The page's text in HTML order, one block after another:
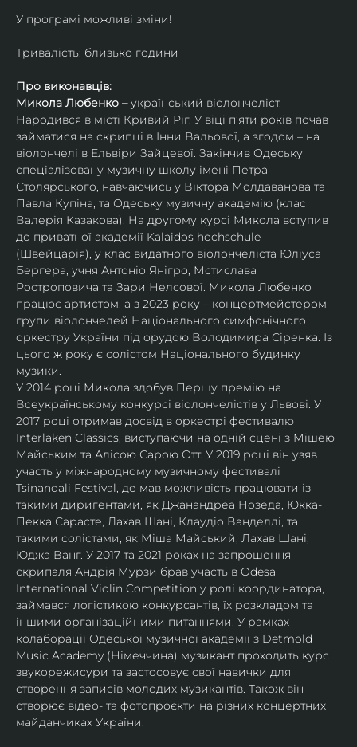
У програмі можливі зміни!
Тривалість: близько години
Про виконавців:
Микола Любенко – український віолончеліст.
Народився в місті Кривий Ріг. У віці п’яти років почав
займатися на скрипці в Інни Вальової, а згодом – на
віолончелі в Ельвіри Зайцевої. Закінчив Одеську
спеціалізовану музичну школу імені Петра
Столярського, навчаючись у Віктора Молдаванова та
Павла Купіна, та Одеську музичну академію (клас
Валерія Казакова). На другому курсі Микола вступив
до приватної академії Kalaidos hochschule
(Швейцарія), у клас видатного віолончеліста Юліуса
Бергера, учня Антоніо Янігро, Мстислава
Ростроповича та Зари Нелсової. Микола Любенко
працює артистом, а з 2023 року – концертмейстером
групи віолончелей Національного симфонічного
оркестру України під орудою Володимира Сіренка. Із
цього ж року є солістом Національного будинку
музики.
У 2014 році Микола здобув Першу премію на
Всеукраїнському конкурсі віолончелістів у Львові. У
2017 році отримав досвід в оркестрі фестивалю
Interlaken Classics, виступаючи на одній сцені з Мішею
Майським та Алісою Сарою Отт. У 2019 році він узяв
участь у міжнародному музичному фестивалі
Tsinandali Festival, де мав можливість працювати із
такими диригентами, як Джанандреа Нозеда, Юкка-
Пекка Сарасте, Лахав Шані, Клаудіо Ванделлі, та
такими солістами, як Міша Майський, Лахав Шані,
Юджа Ванг. У 2017 та 2021 роках на запрошення
скрипаля Андрія Мурзи брав участь в Odesa
International Violin Competition у ролі координатора,
займався логістикою конкурсантів, їх розкладом та
іншими організаційними питаннями. У рамках
колаборації Одеської музичної академії з Detmold
Music Academy (Німеччина) музикант проходить курс
звукорежисури та застосовує свої навички для
створення записів молодих музикантів. Також він
створює відео- та фотопроєкти на різних концертних
майданчиках України.